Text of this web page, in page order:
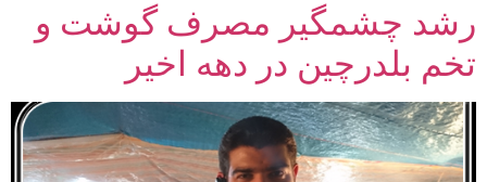
رشد چشمگیر مصرف گوشت و
تخم بلدرچین در دهه اخیر